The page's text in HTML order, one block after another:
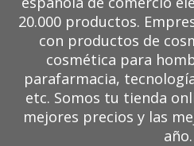
20.000 productos.
con productos de
cosmética para
parafarmacia,
etc. Somos tu tienda
mejores precios y las
año.